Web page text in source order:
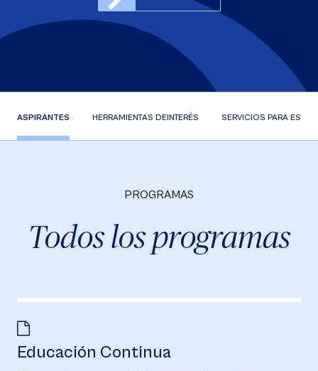
ASPIRANTES HERRAMIENTAS DEINTERÉS SERVICIOS PARA
PROGRAMAS
Todos los programas
Educación Continua